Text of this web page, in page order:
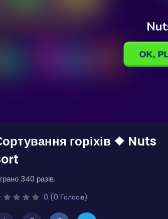
горіхів ❖ Nuts
340 разів.
0 (0 Голосів)